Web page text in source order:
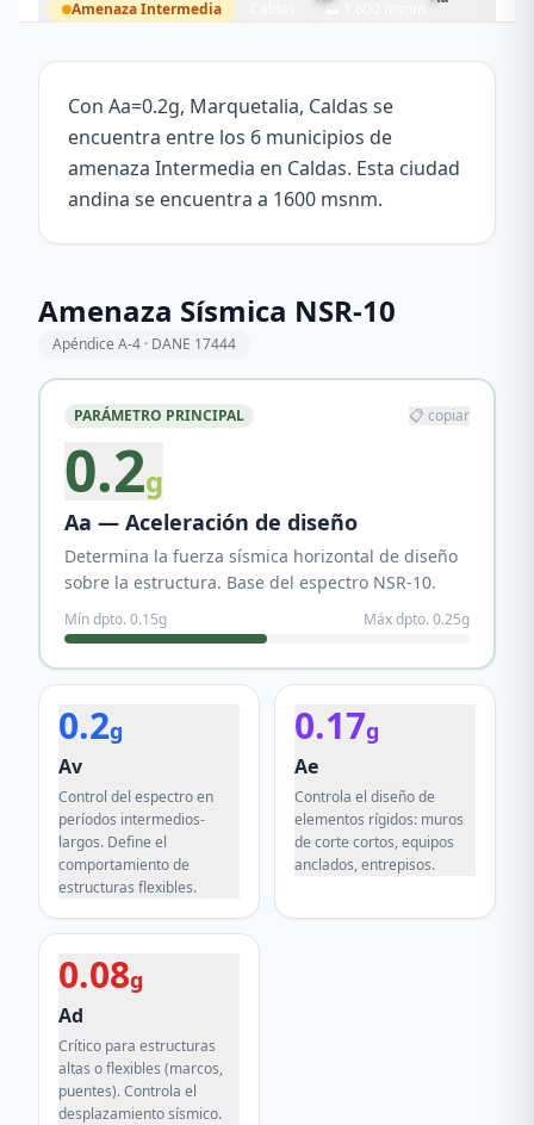
AmenazaIntermedia ⛰
Marquetalia
5.2966°N,75.0546°W
Con Aa=0.2g, Marquetalia, Caldas se
encuentra entre los 6 municipios de
amenaza Intermedia en Caldas. Esta ciudad
andina se encuentra a 1600 msnm.
Amenaza Sísmica NSR-10
Apéndice A-4 · DANE 17444
PARÁMETRO PRINCIPAL 📋 copiar
0.2g
Aa — Aceleración de diseño
Determina la fuerza sísmica horizontal de diseño
sobre la estructura. Base del espectro NSR-10.
Mín dpto. 0.15g Máx dpto. 0.25g
0.2g
Av
Control del espectro en
períodos intermedios-
largos. Define el
comportamiento de
estructuras flexibles.
0.17g
Ae
Controla el diseño de
elementos rígidos: muros
de corte cortos, equipos
anclados, entrepisos.
0.08g
Ad
Crítico para estructuras
altas o flexibles (marcos,
puentes). Controla el
desplazamiento sísmico.